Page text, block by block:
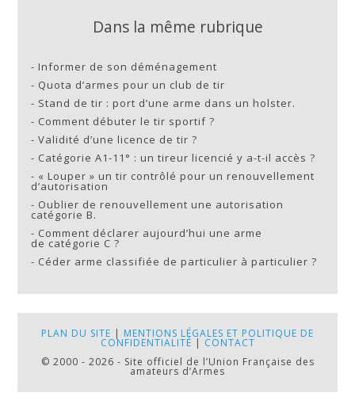
Dans la même rubrique
-Informer de son déménagement
- Quota d’armes pour un club de tir
- Stand de tir : port d’une arme dans un holster.
- Comment débuter le tir sportif ?
-Validité d’une licence de tir ?
- Catégorie A1-11° : un tireur licencié y a-t-il accès ?
- « Louper » un tir contrôlé pour un renouvellement
d’autorisation
- Oublier de renouvellement une autorisation
catégorie B.
- Comment déclarer aujourd’hui une arme
de catégorie C ?
- Céder arme classifiée de particulier à particulier ?
PLAN DU SITE | MENTIONS LÉGALES ET POLITIQUE DE
CONFIDENTIALITÉ | CONTACT
© 2000 - 2026 - Site officiel de l’Union Française des
amateurs d’Armes